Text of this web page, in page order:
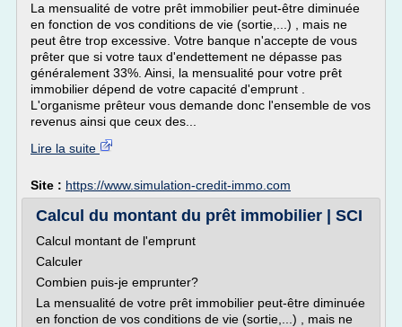
La mensualité de votre prêt immobilier peut-être diminuée
en fonction de vos conditions de vie (sortie,...) , mais ne
peut être trop excessive. Votre banque n'accepte de vous
prêter que si votre taux d'endettement ne dépasse pas
généralement 33%. Ainsi, la mensualité pour votre prêt
immobilier dépend de votre capacité d'emprunt .
L'organisme prêteur vous demande donc l'ensemble de vos
revenus ainsi que ceux des...
Lire la suite
Site : https://www.simulation-credit-immo.com
Calcul du montant du prêt immobilier | SCI
Calcul montant de l'emprunt
Calculer
Combien puis-je emprunter?
La mensualité de votre prêt immobilier peut-être diminuée
en fonction de vos conditions de vie (sortie,...) , mais ne